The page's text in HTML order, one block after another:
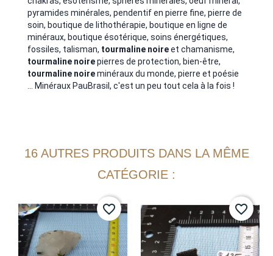
pyramides minérales, pendentif en pierre fine, pierre de
soin, boutique de lithothérapie, boutique en ligne de
minéraux, boutique ésotérique, soins énergétiques,
fossiles, talisman, tourmaline noireet chamanisme,
tourmaline noirepierres de protection, bien-être,
tourmaline noireminéraux du monde, pierre et poésie
... Minéraux PauBrasil, c'est un peu tout cela à la fois !
16 AUTRES PRODUITS DANS LA MÊME
CATÉGORIE :
favorite_border favorite_border